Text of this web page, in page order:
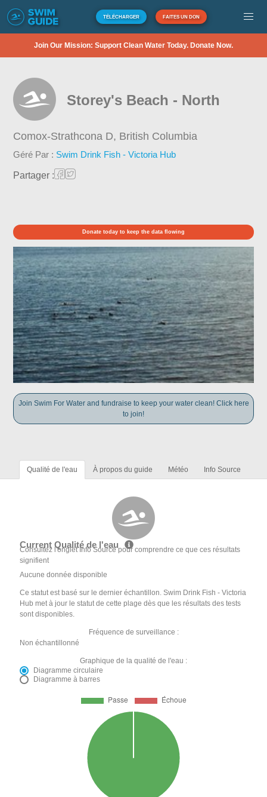
TÉLÉCHARGER FAITES UN DON
Join Our Mission: Support Clean Water Today. Donate Now.
Storey's Beach - North
Comox-Strathcona D, British Columbia
Géré Par : Swim Drink Fish - Victoria Hub
Partager :
Donate today to keep the data flowing
Join Swim For Water and fundraise to keep your water clean! Click here
to join!
Qualité de l'eau À propos du guide Météo Info Source
Current Qualité de l'eau
Consultez l'onglet Info Source pour comprendre ce que ces résultats
signifient
Aucune donnée disponible
Ce statut est basé sur le dernier échantillon. Swim Drink Fish - Victoria
Hub met à jour le statut de cette plage dès que les résultats des tests
sont disponibles.
Fréquence de surveillance :
Non échantillonné
Graphique de la qualité de l'eau :
Diagramme circulaire
Diagramme à barres